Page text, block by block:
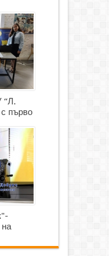
“Л.
първо